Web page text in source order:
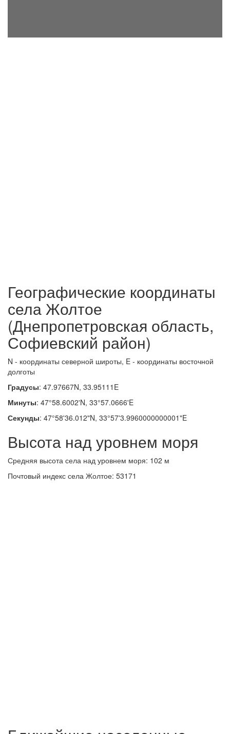
Географические координаты
села Жолтое
(Днепропетровская область,
Софиевский район)
N - координаты северной широты, E - координаты восточной
долготы
Градусы: 47.97667N, 33.95111E
Минуты: 47°58.6002'N, 33°57.0666'E
Секунды: 47°58'36.012"N, 33°57'3.9960000000001"E
Высота над уровнем моря
Средняя высота села над уровнем моря: 102 м
Почтовый индекс села Жолтое: 53171